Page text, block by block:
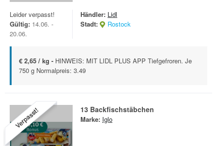
Leider verpasst!
Gültig: 14.06. -
20.06.
Händler: Lidl
Stadt:
Rostock
€ 2,65 / kg - HINWEIS: MIT LIDL PLUS APP Tiefgefroren. Je
750 g Normalpreis: 3.49
Verpasst! 13 Backfischstäbchen
Marke: Iglo